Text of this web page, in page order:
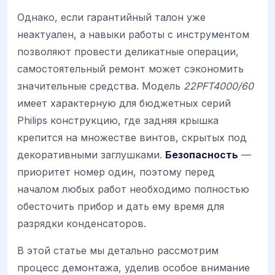
Однако, если гарантийный талон уже
неактуален, а навыки работы с инструментом
позволяют провести деликатные операции,
самостоятельный ремонт может сэкономить
значительные средства. Модель 22PFT4000/60
имеет характерную для бюджетных серий
Philips конструкцию, где задняя крышка
крепится на множестве винтов, скрытых под
декоративными заглушками. Безопасность —
приоритет номер один, поэтому перед
началом любых работ необходимо полностью
обесточить прибор и дать ему время для
разрядки конденсаторов.
В этой статье мы детально рассмотрим
процесс демонтажа, уделив особое внимание